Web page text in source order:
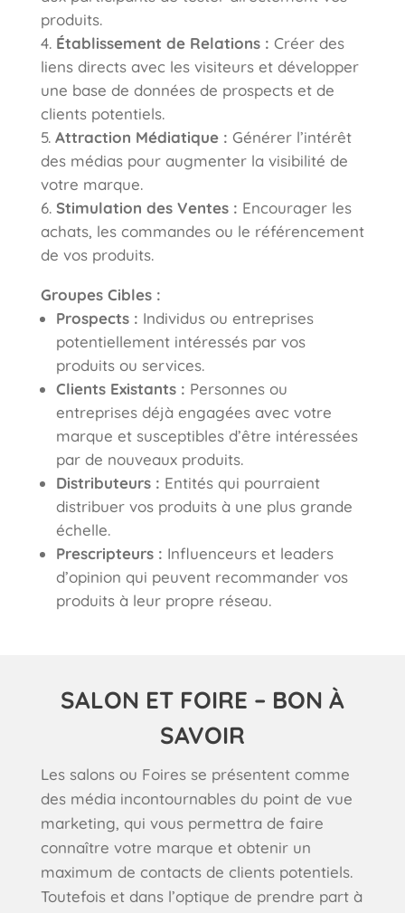
produits.
Établissement de Relations : Créer des
liens directs avec les visiteurs et développer
une base de données de prospects et de
clients potentiels.
Attraction Médiatique : Générer l’intérêt
des médias pour augmenter la visibilité de
votre marque.
Stimulation des Ventes : Encourager les
achats, les commandes ou le référencement
de vos produits.
Groupes Cibles :
Prospects : Individus ou entreprises
potentiellement intéressés par vos
produits ou services.
Clients Existants : Personnes ou
entreprises déjà engagées avec votre
marque et susceptibles d’être intéressées
par de nouveaux produits.
Distributeurs : Entités qui pourraient
distribuer vos produits à une plus grande
échelle.
Prescripteurs : Influenceurs et leaders
d’opinion qui peuvent recommander vos
produits à leur propre réseau.
SALON ET FOIRE – BON À
SAVOIR
Les salons ou Foires se présentent comme
des média incontournables du point de vue
marketing, qui vous permettra de faire
connaître votre marque et obtenir un
maximum de contacts de clients potentiels.
Toutefois et dans l’optique de prendre part à